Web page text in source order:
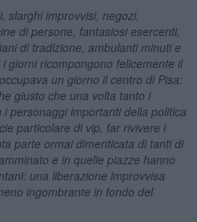
slarghi improvvisi, negozi,
di persone, fantasiosi esercenti,
di tradizione, ambulanti minuti e
giorni ricompongono felicemente il
un giorno il centro di Pisa:
giusto che una volta tanto i
personaggi importanti della politica
particolare di vip, far rivivere i
parte ormai dimenticata di tanti di
e in quelle piazze hanno
una liberazione improvvisa
ingombrante in fondo del